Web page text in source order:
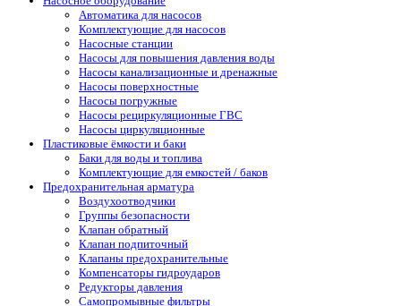
Автоматика для насосов
Комплектующие для насосов
Насосные станции
Насосы для повышения давления воды
Насосы канализационные и дренажные
Насосы поверхностные
Насосы погружные
Насосы рециркуляционные ГВС
Насосы циркуляционные
Пластиковые ёмкости и баки
Баки для воды и топлива
Комплектующие для емкостей / баков
Предохранительная арматура
Воздухоотводчики
Группы безопасности
Клапан обратный
Клапан подпиточный
Клапаны предохранительные
Компенсаторы гидроударов
Редукторы давления
Самопромывные фильтры